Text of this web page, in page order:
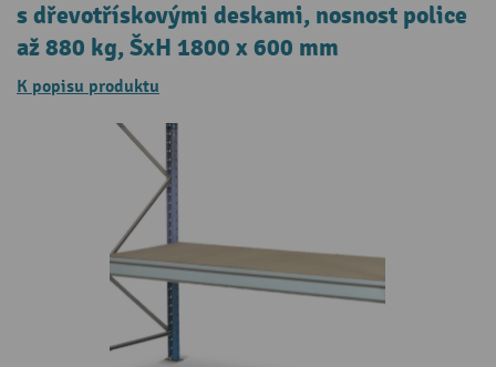
s dřevotřískovými deskami, nosnost police
až 880 kg, ŠxH 1800 x 600 mm
K popisu produktu